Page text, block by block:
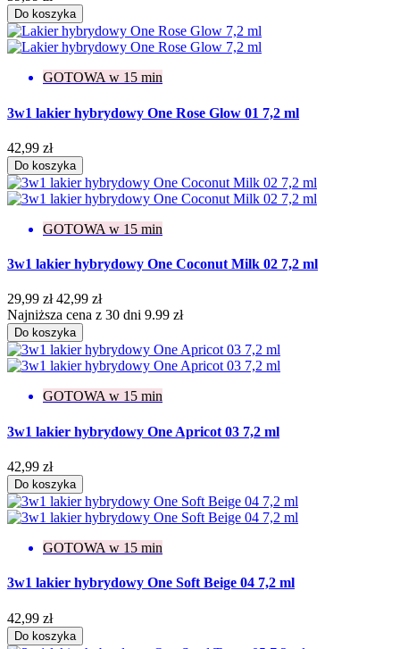
Do koszyka
GOTOWA w 15 min
3w1 lakier hybrydowy One Rose Glow 01 7,2 ml
42,99 zł
Do koszyka
GOTOWA w 15 min
3w1 lakier hybrydowy One Coconut Milk 02 7,2 ml
29,99 zł42,99 zł
Najniższa cena z 30 dni 9.99 zł
Do koszyka
GOTOWA w 15 min
3w1 lakier hybrydowy One Apricot 03 7,2 ml
42,99 zł
Do koszyka
GOTOWA w 15 min
3w1 lakier hybrydowy One Soft Beige 04 7,2 ml
42,99 zł
Do koszyka